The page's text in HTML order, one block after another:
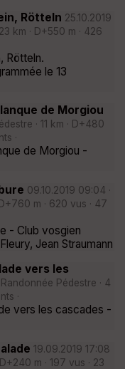
Rötteln 25.10.2019
km · D+550 m · 426
Rötteln.
le 13
de Morgiou
· 11 km · D+480
·
de Morgiou -
09.10.2019 09:04 ·
m · 620 vus · 47
- Club vosgien
Jean Straumann
vers les
Pédestre · 4
·
vers les cascades -
19.09.2019 17:08
m · 197 vus · 23